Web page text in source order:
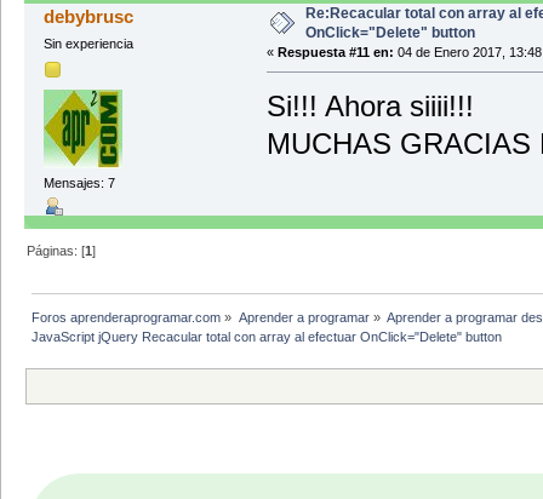
debybrusc
Sin experiencia
Mensajes: 7
Re:Recacular total con array al
OnClick="Delete" button
« Respuesta #11 en: 04 de Enero 2017,
Si!!! Ahora siiii!!!
MUCHAS
Páginas: [1]
Foros aprenderaprogramar.com » Aprender a programar» Aprender a programar
JavaScript jQuery Recacular total con array al efectuar OnClick="Delete" button